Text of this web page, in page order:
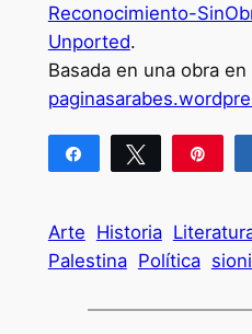
Reconocimiento-
Unported.
Basada en una obra en
Compartir Twittear
Arte Historia
Palestina Política